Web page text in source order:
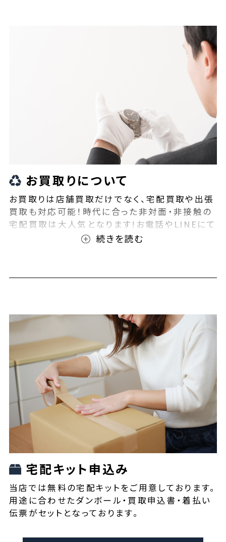
お買取りについて
お買取りは店舗買取だけでなく、宅配買取や出張
買取も対応可能！時代に合った非対面・非接触の
宅配買取は大人気となります!お電話やLINEにて
事前査定が可能となっております！また無料の宅
宅配キット申込み
当店では無料の宅配キットをご用意しております。
用途に合わせたダンボール・買取申込書・着払い
伝票がセットとなっております。